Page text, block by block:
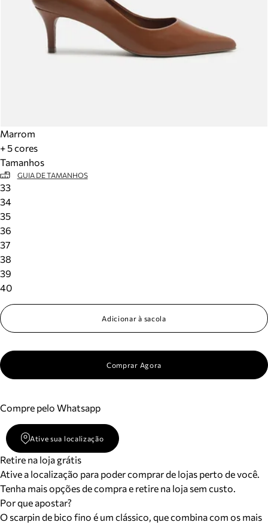
Marrom
+ 5 cores
Tamanhos
GUIA DE TAMANHOS
33
34
35
36
37
38
39
40
Adicionar à sacola
Comprar Agora
Compre pelo Whatsapp
Ative sua localização
Retire na loja grátis
Ative a localização para poder comprar de lojas perto de você.
Tenha mais opções de compra e retire na loja sem custo.
Por que apostar?
O scarpin de bico fino é um clássico, que combina com os mais